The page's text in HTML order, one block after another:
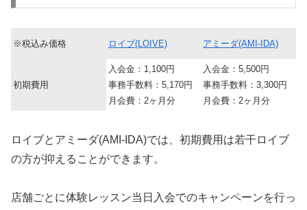
※税込み価格 ロイブ(LOIVE) アミーダ(AMI-IDA)
初期費用
入会金：1,100円
事務手数料：5,170円
月会費：2ヶ月分
入会金：5,500円
事務手数料：3,300円
月会費：2ヶ月分
ロイブとアミーダ(AMI-IDA)では、初期費用は若干ロイブ
の方が抑えることができます。
店舗ごとに体験レッスン当日入会でのキャンペーンを行っ